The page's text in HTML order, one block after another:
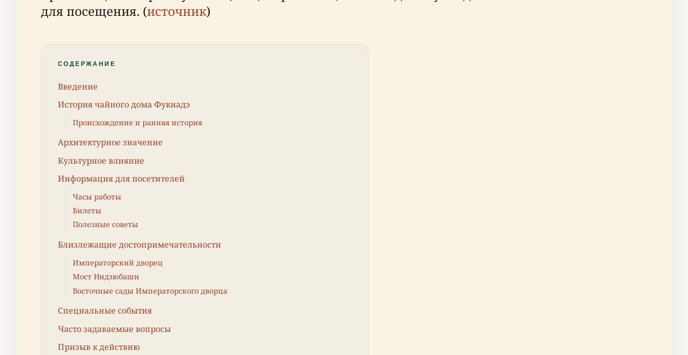
для посещения. (источник)
СОДЕРЖАНИЕ
Введение
История чайного дома Фукиадэ
Происхождение и ранняя история
Архитектурное значение
Культурное влияние
Информация для посетителей
Часы работы
Билеты
Полезные советы
Близлежащие достопримечательности
Императорский дворец
Мост Нидзюбаши
Восточные сады Императорского дворца
Специальные события
Часто задаваемые вопросы
Призыв к действию